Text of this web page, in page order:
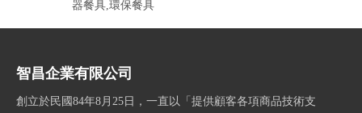
器餐具,環保餐具
智昌企業有限公司
創立於民國84年8月25日，一直以「提供顧客各項商品技術支